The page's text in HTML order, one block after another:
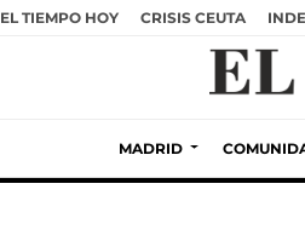
EL TIEMPO HOY CRISIS CEUTA
MADRID